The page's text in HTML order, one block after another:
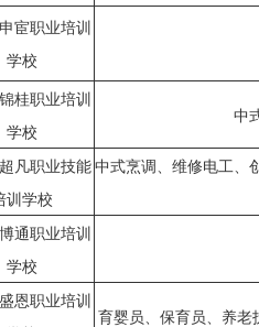
宦职业培训
学校
桂职业培训
学校
中
凡职业技能
训学校
中式烹调、维修电工、
通职业培训
学校
恩职业培训
育婴员、保育员、养